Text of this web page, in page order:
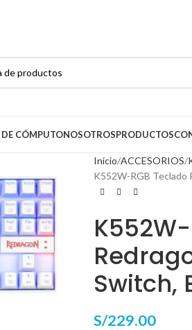
DE CÓMPUTONOSOTROSPRODUCTOS
Inicio ACCESORIOS
K552W-RGB Teclado
Switch,
S/229.00